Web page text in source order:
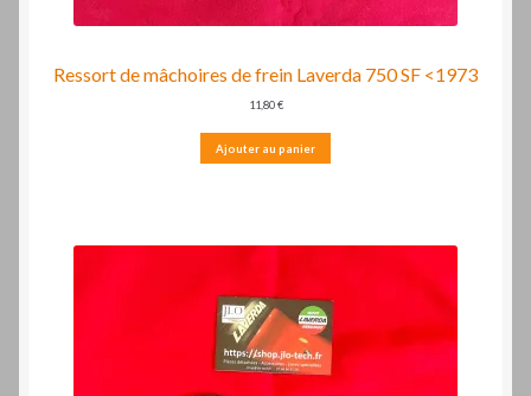
Ressort de mâchoires de frein Laverda 750 SF <1973
11,80€
Ajouter au panier